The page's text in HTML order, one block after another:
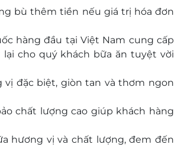
bù thêm tiền nếu giá trị hóa đơn
hàng đầu tại Việt Nam cung cấp
cho quý khách bữa ăn tuyệt vời
vị đặc biệt, giòn tan và thơm ngon
chất lượng cao giúp khách hàng
hương vị và chất lượng, đem đến